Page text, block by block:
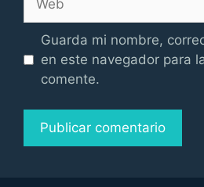
Guarda mi nombre,
en este navegador para
comente.